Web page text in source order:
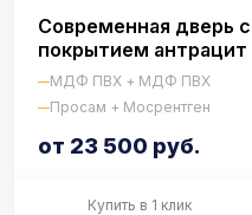
Современная дверь
покрытием
МДФ ПВХ + МДФ ПВХ
Просам + Мосрентген
от 23 500 руб.
Купить в 1 клик